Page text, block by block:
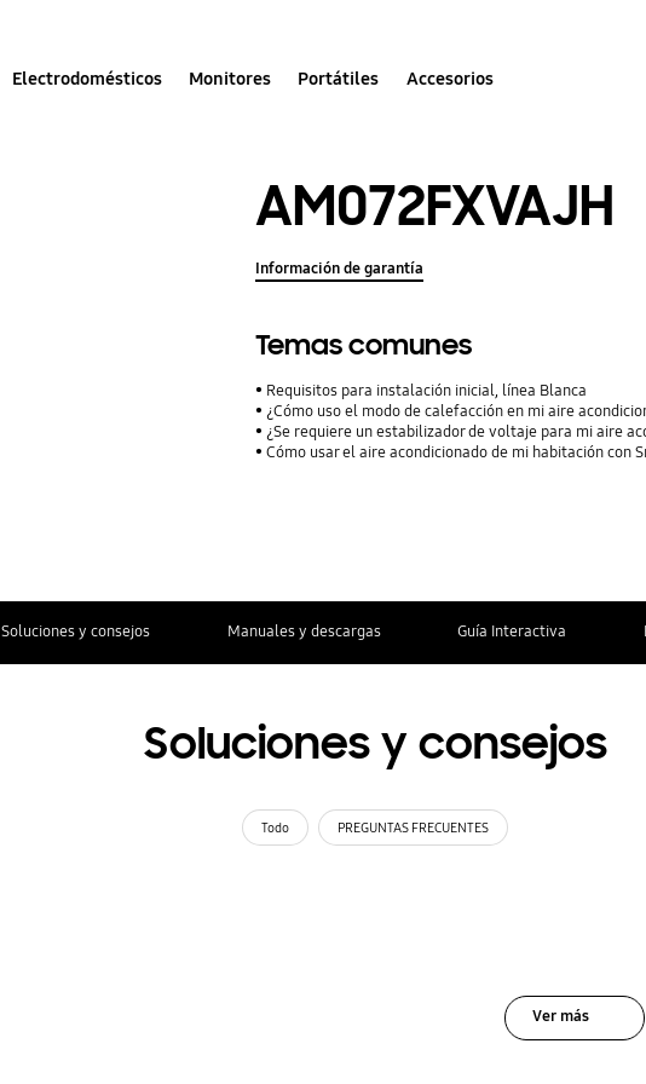
Electrodomésticos Monitores Portátiles Accesorios
AM072FXVAJH
Información de garantía
Temas comunes
Requisitos para instalación inicial, línea Blanca
¿Cómo uso el modo de calefacción en mi aire
¿Se requiere un estabilizador de voltaje para mi aire
Cómo usar el aire acondicionado de mi habitación con
Soluciones y consejos Manuales y descargas Guía Interactiva
Soluciones y consejos
Todo PREGUNTAS FRECUENTES
Ver más